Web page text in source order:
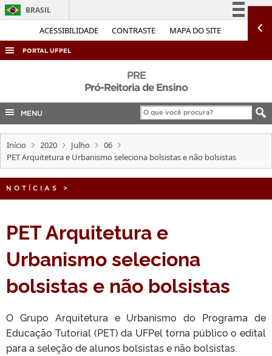
ACESSIBILIDADE CONTRASTE MAPA DO SITE
BRASIL
Simplifique!
Acesso à informação
Legislação
Canais
PORTAL UFPEL
COBALTO
CONCURSOS
EDITAIS
TELEFONES
PRE
Pró-Reitoria de Ensino
MENU
Início 2020 Julho
06
PET Arquitetura e Urbanismo seleciona bolsistas e não bolsistas
NOTÍCIAS >
PET Arquitetura e
Urbanismo seleciona
bolsistas e não bolsistas
O Grupo Arquitetura e Urbanismo do Programa de
Educação Tutorial (PET) da UFPel torna público o edital
para a seleção de alunos bolsistas e não bolsistas.